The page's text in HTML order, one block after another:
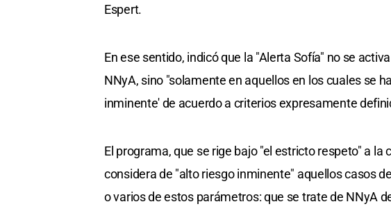
Espert.
En ese sentido, indicó que la "Alerta Sofía" no se
NNyA, sino "solamente en aquellos en los cuales se
inminente' de acuerdo a criterios expresamente
El programa, que se rige bajo "el estricto respeto" a
considera de "alto riesgo inminente" aquellos casos
o varios de estos parámetros: que se trate de NNyA